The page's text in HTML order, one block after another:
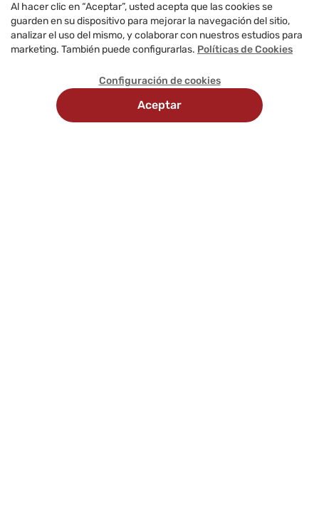
Al hacer clic en “Aceptar”, usted acepta que las cookies se
guarden en su dispositivo para mejorar la navegación del sitio,
analizar el uso del mismo, y colaborar con nuestros estudios para
marketing. También puede configurarlas. Políticas de Cookies
Configuración de cookies
Aceptar